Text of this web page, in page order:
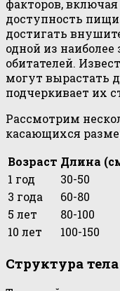
факторов,
доступность
достигать
одной из
обитателей.
могут вырастать
подчеркивает их
Рассмотрим
касающихся
Возраст Длина
1 год
30-50
3 года
60-80
5 лет
80-100
10 лет
100-150
Структура тела